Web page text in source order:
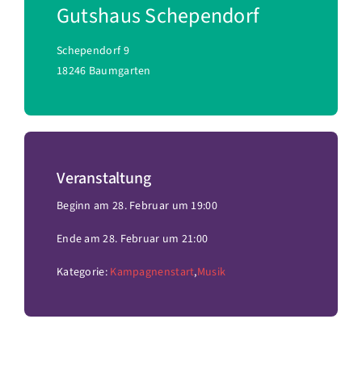
Gutshaus Schependorf
Schependorf 9
18246 Baumgarten
Veranstaltung
Beginn am 28. Februar um 19:00
Ende am 28. Februar um 21:00
Kategorie: Kampagnenstart,Musik